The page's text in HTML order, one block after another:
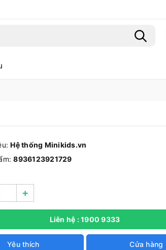
Hệ thống Minikids.vn
8936123921729
+
Liên hệ : 1900 9333
Yêu thích Cửa hàng